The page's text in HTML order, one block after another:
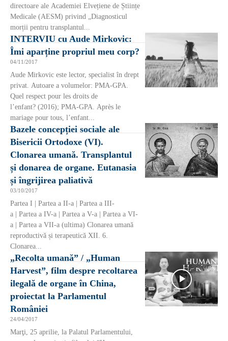
directoare ale Academiei Elvețiene de Științe
Medicale (AESM) privind „Diagnosticul
morții pentru transplantul...
INTERVIU cu Aude Mirkovic:
Îmi aparține propriul meu corp?
04/11/2017
Aude Mirkovic este lector, specialist în drept
privat. Autoare a volumelor: PMA-GPA.
Quel respect pour les droits de
l’enfant? (2016); PMA-GPA. Après le
mariage pour tous, l’enfant...
Bazele concepției sociale ale
Bisericii Ortodoxe (VI).
Clonarea umană. Transplantul
și donarea de organe. Eutanasia
și îngrijirea paliativă
03/10/2017
Partea I | Partea a II-a | Partea a III-
a | Partea a IV-a | Partea a V-a | Partea a VI-
a | Partea a VII-a (ultima) Clonarea umană
reproductivă și terapeutică XII. 6.
Clonarea...
„Recolta umană” / „Human
Harvest”, film despre recoltarea
ilegală de organe în China,
proiectat la Parlamentul
României
24/04/2017
Marţi, 25 aprilie, la Palatul Parlamentului,